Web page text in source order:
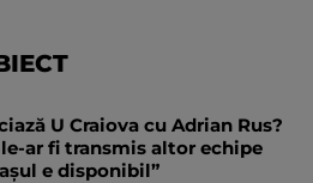
U Craiova cu Adrian Rus?
ar fi transmis altor echipe
e disponibil”